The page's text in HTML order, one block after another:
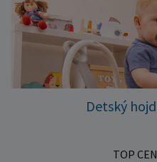
Detský
TOP